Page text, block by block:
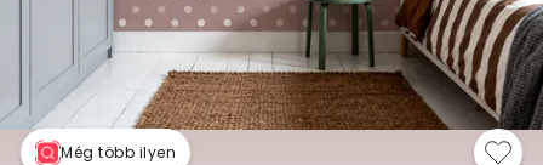
Még több ilyen